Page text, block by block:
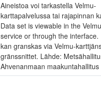
Aineistoa voi tarkastella Velmu-
karttapalvelussa tai rajapinnan
Data set is viewable in the
service or through the interface.
kan granskas via Velmu-
gränssnittet. Lähde:
Ahvenanmaan maakuntahallitus